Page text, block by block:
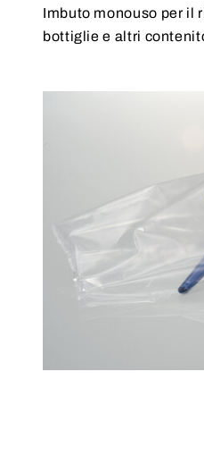
Imbuto monouso per il
bottiglie e altri